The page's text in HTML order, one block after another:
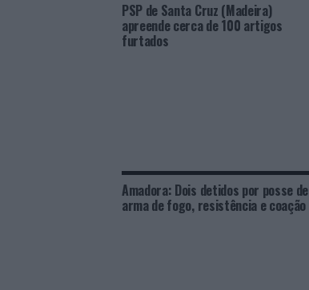
PSP de Santa Cruz (Madeira)
apreende cerca de 100 artigos
furtados
Amadora: Dois detidos por posse de
arma de fogo, resistência e coação